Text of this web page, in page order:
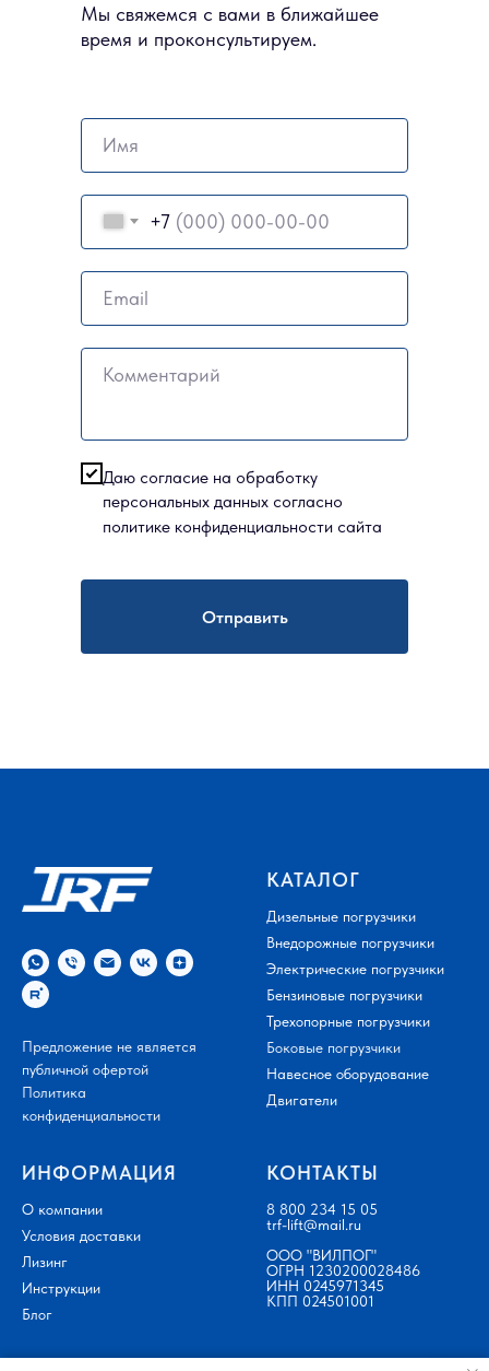
Имя
+7
Email
Комментарий
Даю согласие на обработку
персональных данных согласно
политике конфиденциальности сайта
Отправить
Мы свяжемся с вами в ближайшее
время и проконсультируем.
Предложение не является
публичной офертой
Политика
конфиденциальности
КАТАЛОГ
Дизельные погрузчики
Внедорожные погрузчики
Электрические погрузчики
Бензиновые погрузчики
Трехопорные погрузчики
Боковые погрузчики
Навесное оборудование
Двигатели
ИНФОРМАЦИЯ
О компании
Условия доставки
Лизинг
Инструкции
Блог
КОНТАКТЫ
8 800 234 15 05
trf-lift@mail.ru
ООО "ВИЛПОГ"
ОГРН 1230200028486
ИНН 0245971345
КПП 024501001